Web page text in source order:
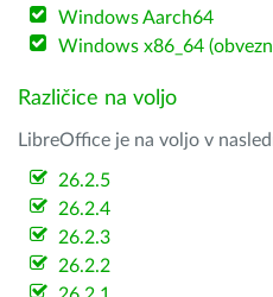
Windows Aarch64
Windows x86_64
Različice na voljo
LibreOffice je na voljo v
26.2.5
26.2.4
26.2.3
26.2.2